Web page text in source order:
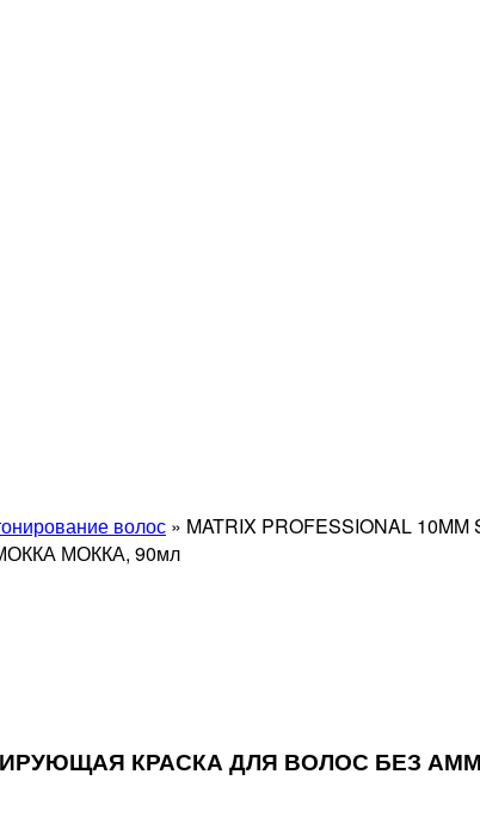
волос » MATRIX PROFESSIONAL
МОККА, 90мл
ТОНИРУЮЩАЯ КРАСКА ДЛЯ ВОЛОС